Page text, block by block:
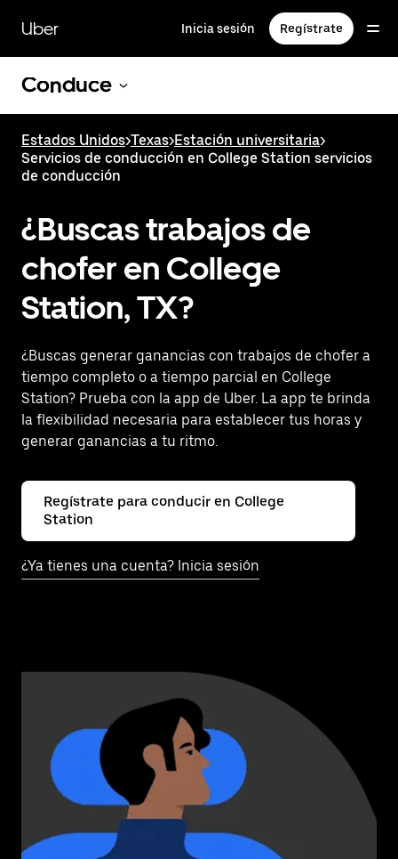
contenido
principal
Uber Inicia sesión Regístrate
Conduce
Estados Unidos>Texas>Estación universitaria>
Servicios de conducción en College Station servicios
de conducción
¿Buscas trabajos de
chofer en College
Station, TX?
¿Buscas generar ganancias con trabajos de chofer a
tiempo completo o a tiempo parcial en College
Station? Prueba con la app de Uber. La app te brinda
la flexibilidad necesaria para establecer tus horas y
generar ganancias a tu ritmo.
Regístrate para conducir en College
Station
¿Ya tienes una cuenta? Inicia sesión